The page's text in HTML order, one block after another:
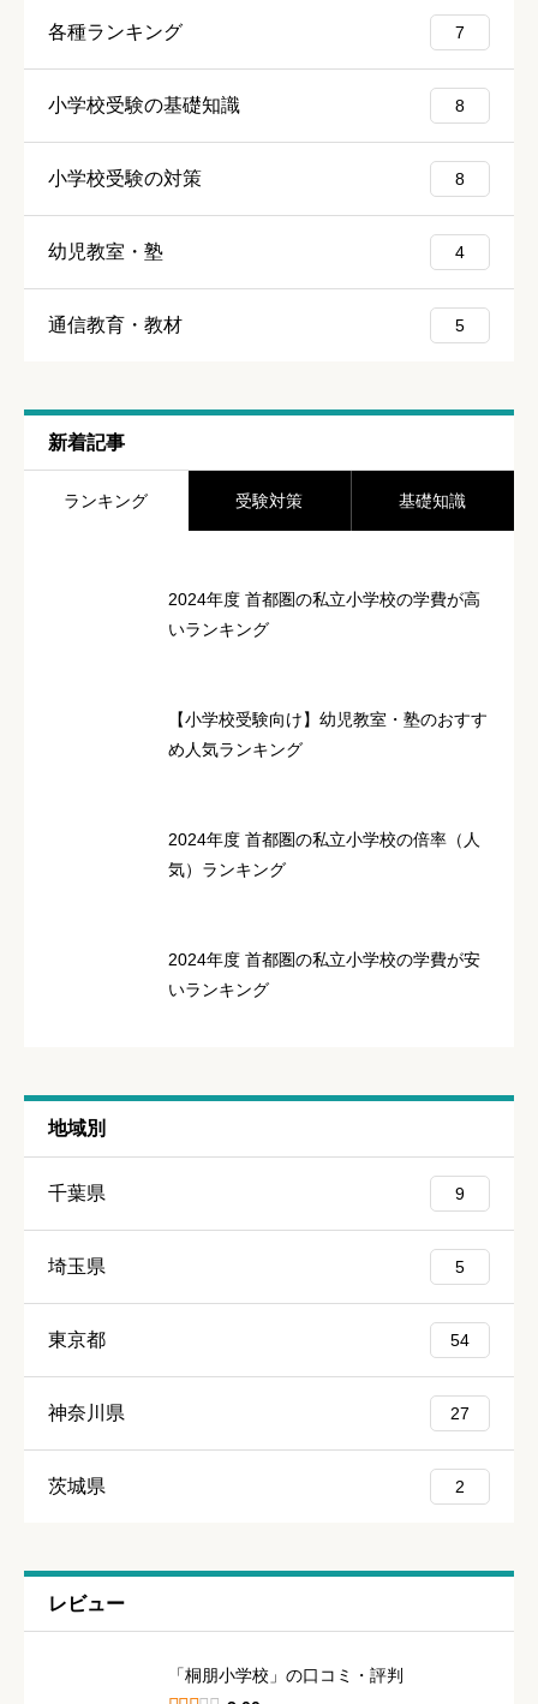
上に表示された文字を入力してください。
必須

口コミのタイトル
個人が特定できる内容や差別的な発言などは口コミではありませ
んので、そういった口コミは管理人が削除、修正致しますので、
予めご了承ください。
各種ランキング 7
小学校受験の基礎知識 8
小学校受験の対策 8
幼児教室・塾 4
通信教育・教材 5
新着記事
ランキング 受験対策 基礎知識
2024年度 首都圏の私立小学校の学費が高
いランキング
【小学校受験向け】幼児教室・塾のおすす
め人気ランキング
2024年度 首都圏の私立小学校の倍率（人
気）ランキング
2024年度 首都圏の私立小学校の学費が安
いランキング
地域別
千葉県 9
埼玉県 5
東京都 54
神奈川県 27
茨城県 2
レビュー
「桐朋小学校」の口コミ・評判